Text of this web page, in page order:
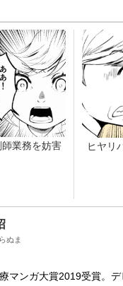
業務を妨害
ヒヤリ
ぬま
マンガ大賞2019受賞。